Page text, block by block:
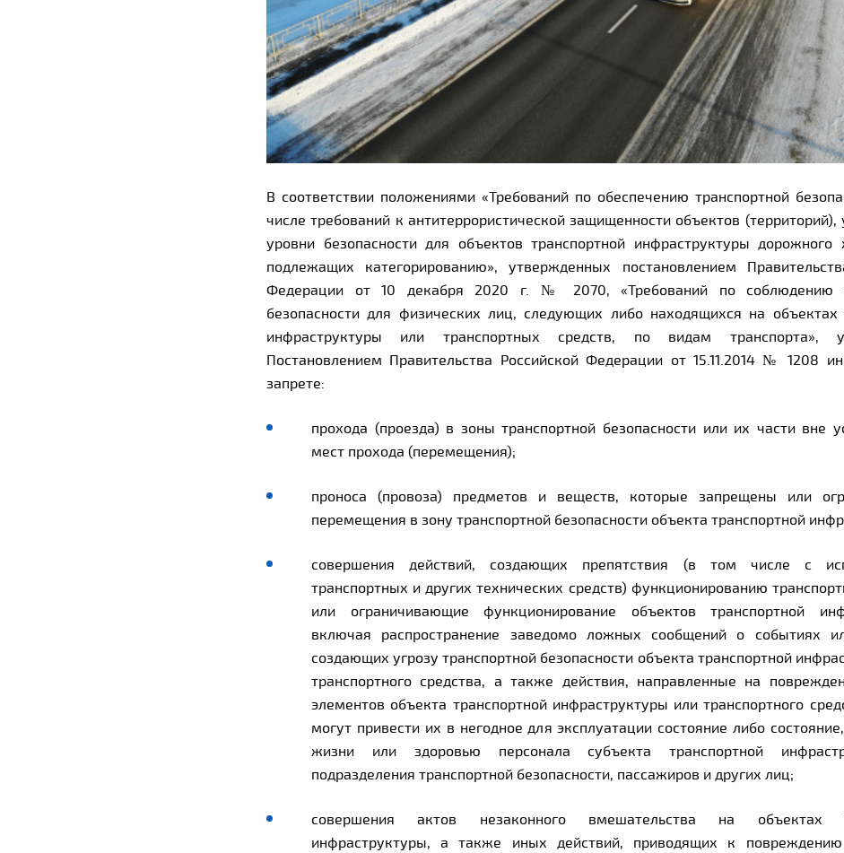
В соответствии положениями «Требований по обеспечению транспортной
числе требований к антитеррористической защищенности объектов
уровни безопасности для объектов транспортной инфраструктуры дорожного
подлежащих категорированию», утвержденных постановлением
Федерации от 10 декабря 2020 г. № 2070, «Требований по соблюдению
безопасности для физических лиц, следующих либо находящихся на объектах
инфраструктуры или транспортных средств, по видам транспорта»,
Постановлением Правительства Российской Федерации от 15.11.2014 № 1208
запрете:
прохода (проезда) в зоны транспортной безопасности или их части вне
мест прохода (перемещения);
проноса (провоза) предметов и веществ, которые запрещены или
перемещения в зону транспортной безопасности объекта транспортной
совершения действий, создающих препятствия (в том числе с
транспортных и других технических средств) функционированию
или ограничивающие функционирование объектов транспортной
включая распространение заведомо ложных сообщений о событиях
создающих угрозу транспортной безопасности объекта транспортной
транспортного средства, а также действия, направленные на
элементов объекта транспортной инфраструктуры или транспортного
могут привести их в негодное для эксплуатации состояние либо
жизни или здоровью персонала субъекта транспортной
подразделения транспортной безопасности, пассажиров и других лиц;
совершения актов незаконного вмешательства на объектах
инфраструктуры, а также иных действий, приводящих к